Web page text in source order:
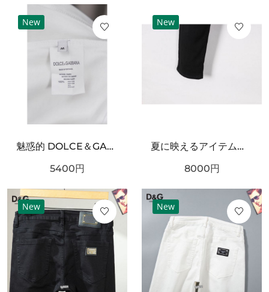
New
魅惑的 DOLCE＆GABBANA ドルチェ＆ガッバーナ コピー 半袖Tシャツ 存在感抜群
5400円
New
夏に映えるアイテム！DOLCE＆GABBANA ドルチェ＆ガッバーナ コピー ジーパン 秋冬マストアイテム
8000円
New New